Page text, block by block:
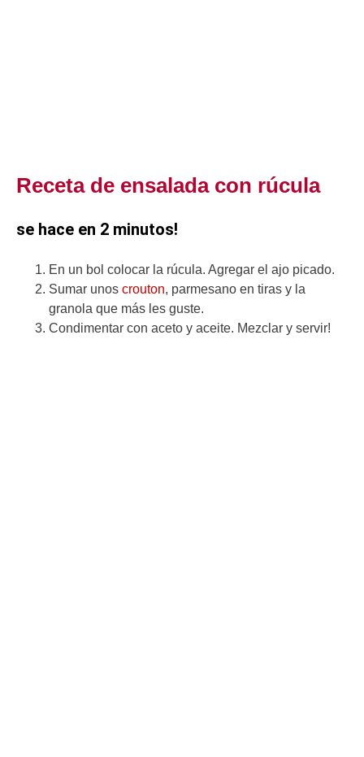
Receta de ensalada con rúcula
se hace en 2 minutos!
En un bol colocar la rúcula. Agregar el ajo picado.
Sumar unos crouton, parmesano en tiras y la
granola que más les guste.
Condimentar con aceto y aceite. Mezclar y servir!